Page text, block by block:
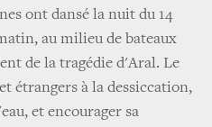
ont dansé la nuit du 14
au milieu de bateaux
de la tragédie d'Aral. Le
étrangers à la dessiccation,
et encourager sa